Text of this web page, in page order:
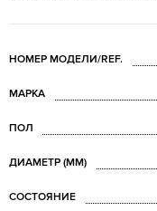
НОМЕР МОДЕЛИ/REF.
МАРКА
ПОЛ
ДИАМЕТР (MM)
СОСТОЯНИЕ